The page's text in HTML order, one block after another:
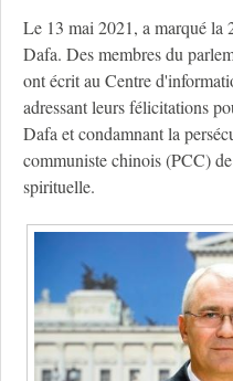
Le 13 mai 2021, a marqué la
Dafa. Des membres du
ont écrit au Centre
adressant leurs félicitations
Dafa et condamnant la
communiste chinois (PCC)
spirituelle.